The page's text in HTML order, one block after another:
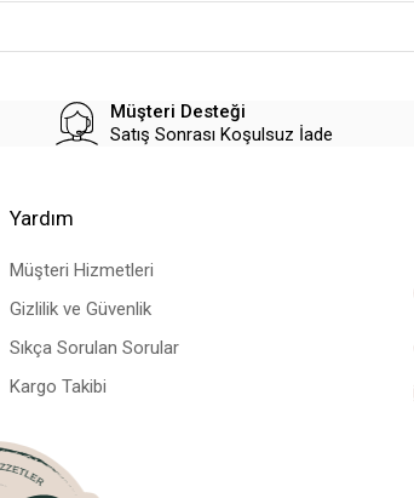
Müşteri Desteği
Satış Sonrası Koşulsuz İade
Yardım
Müşteri Hizmetleri
Gizlilik ve Güvenlik
Sıkça Sorulan Sorular
Kargo Takibi